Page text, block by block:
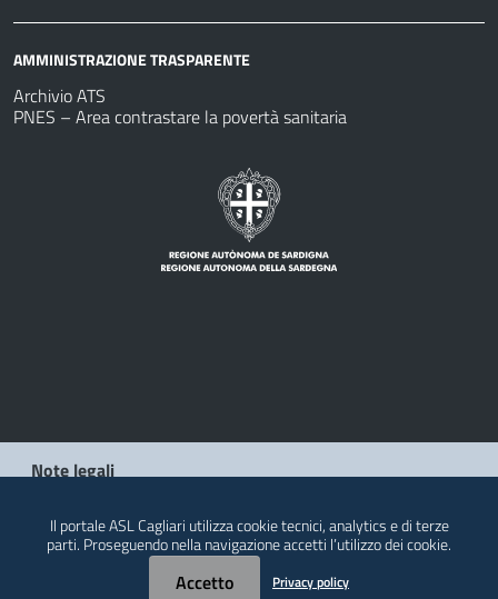
AMMINISTRAZIONE TRASPARENTE
Archivio ATS
PNES – Area contrastare la povertà sanitaria
Note legali
Contatti
Il portale ASL Cagliari utilizza cookie tecnici, analytics e di terze
parti. Proseguendo nella navigazione accetti l’utilizzo dei cookie.
Accetto Privacy policy